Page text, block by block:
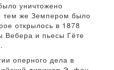
уничтожено
тем же Земпером было
открылось в 1878
Вебера и пьесы Гёте
оперного дела в